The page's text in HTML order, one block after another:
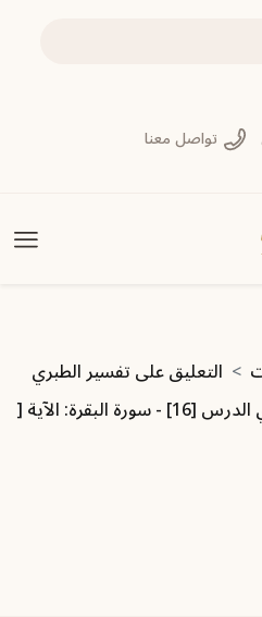
تواصل معنا
التعليق على تفسير الطبري
التعليق على تفسير الطبري الدرس [16] - سورة البقرة: الآية [